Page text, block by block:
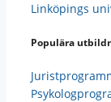
Linköpings
Populära